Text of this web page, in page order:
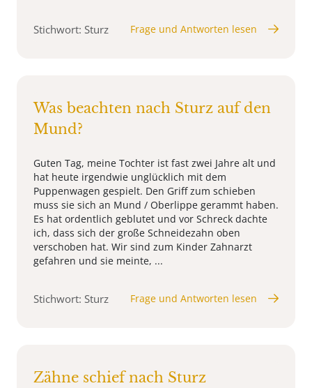
Stichwort: Sturz Frage und Antworten lesen
Was beachten nach Sturz auf den
Mund?
Guten Tag, meine Tochter ist fast zwei Jahre alt und
hat heute irgendwie unglücklich mit dem
Puppenwagen gespielt. Den Griff zum schieben
muss sie sich an Mund / Oberlippe gerammt haben.
Es hat ordentlich geblutet und vor Schreck dachte
ich, dass sich der große Schneidezahn oben
verschoben hat. Wir sind zum Kinder Zahnarzt
gefahren und sie meinte, ...
Stichwort: Sturz Frage und Antworten lesen
Zähne schief nach Sturz